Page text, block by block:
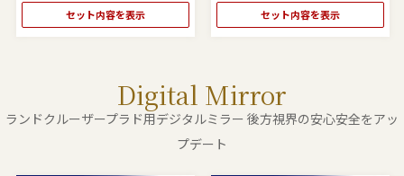
セット内容を表示 セット内容を表示
Digital Mirror
ランドクルーザープラド用デジタルミラー 後方視界の安心安全をアッ
プデート